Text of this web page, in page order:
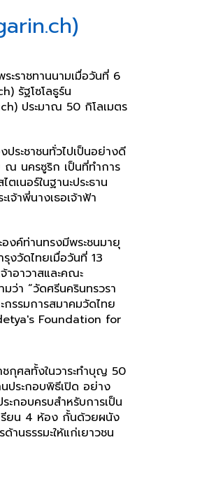
ะราชทานนามเมื่อวันที่ 6
รัฐโซโลธูร์น
ประมาณ 50 กิโลเมตร
ประชาชนทั่วไปเป็นอย่างดี
ณ นครซูริก เป็นที่ทำการ
นอร์ในฐานะประธาน
จ้าพี่นางเธอเจ้าฟ้า
งค์ท่านทรงมีพระชนมายุ
งวัดไทยเมื่อวันที่ 13
าอาวาสและคณะ
ว่า “วัดศรีนครินทรวรา
รรมการสมาคมวัดไทย
Foundation for
กุศลทั้งในวาระทำบุญ 50
ประกอบพิธีเปิด อย่าง
กอบครบสำหรับการเป็น
รียน 4 ห้อง กั้นด้วยผนัง
นธรรมะให้แก่เยาวชน